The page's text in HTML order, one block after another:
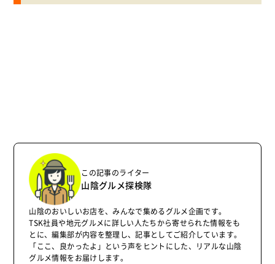
この記事のライター
山陰グルメ探検隊
山陰のおいしいお店を、みんなで集めるグルメ企画です。
TSK社員や地元グルメに詳しい人たちから寄せられた情報をも
とに、編集部が内容を整理し、記事としてご紹介しています。
「ここ、良かったよ」という声をヒントにした、リアルな山陰
グルメ情報をお届けします。